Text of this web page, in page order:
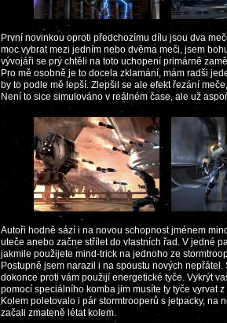
První novinkou oproti předchozímu dílu jsou dva
moc vybrat mezi jedním nebo dvěma meči, jsem
vývojáři se prý chtěli na toto uchopení primárně
Pro mě osobně je to docela zklamání, mám radši
by to podle mě lepší. Zlepšil se ale efekt řezání
Není to sice simulováno v reálném čase, ale už
Autoři hodně sází i na novou schopnost jménem
uteče anebo začne střílet do vlastních řad. V jedné
jakmile použijete mind-trick na jednoho ze
Postupně jsem narazil i na spoustu nových
dokonce proti vám použijí energetické tyče. Vykrýt
pomocí speciálního komba jim musíte ty tyče vyrvat
Kolem poletovalo i pár stormtrooperů s jetpacky, na
začali zmateně létat kolem.